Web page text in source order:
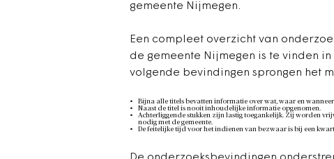
gemeente Nijmegen.
Een compleet overzicht van
de gemeente Nijmegen is te vinden in
volgende bevindingen sprongen het
Bijna alle titels bevatten informatie over wat, waar en wanneer
Naast de titel is nooit inhoudelijke informatie opgenomen.
Achterliggende stukken zijn lastig toegankelijk. Zij worden
nodig met de gemeente.
De feitelijke tijd voor het indienen van bezwaar is bij een